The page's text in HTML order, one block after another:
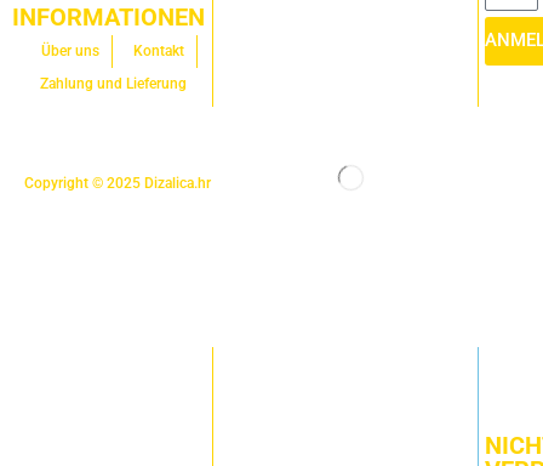
INFORMATIONEN
Über uns
Kontakt
Zahlung und Lieferung
Copyright © 2025 Dizalica.hr